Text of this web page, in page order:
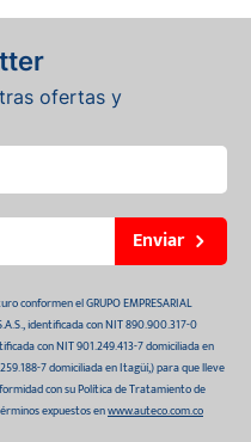
ofertas y
Enviar
conformen el GRUPO EMPRESARIAL
identificada con NIT 890.900.317-0
con NIT 901.249.413-7 domiciliada en
7 domiciliada en Itagüí,) para que lleve
con su Política de Tratamiento de
expuestos enwww.auteco.com.co